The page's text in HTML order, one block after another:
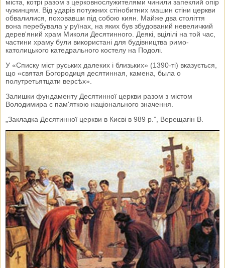
міста, котрі разом з церковнослужителями чинили запеклий опір
чужинцям. Від ударів потужних стінобитних машин стіни церкви
обвалилися, поховавши під собою киян. Майже два століття
вона перебувала у руїнах, на яких був збудований невеличкий
дерев'яний храм Миколи Десятинного. Деякі, вцілілі на той час,
частини храму були використані для будівництва римо-
католицького катедрального костелу на Подолі.
У «Списку міст руських далеких і близьких» (1390-ті) вказується,
що «святая Богородиця десятинная, камена, была о
полутретьятцати версѣх».
Залишки фундаменту Десятинної церкви разом з містом
Володимира є пам'яткою національного значення.
„Закладка Десятинної церкви в Києві в 989 р.”, Верещагін В.